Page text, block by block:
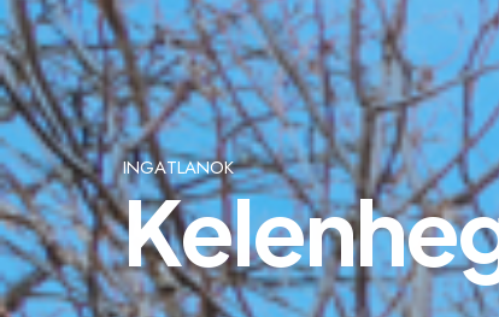
INGATLANOK
Kelenhe